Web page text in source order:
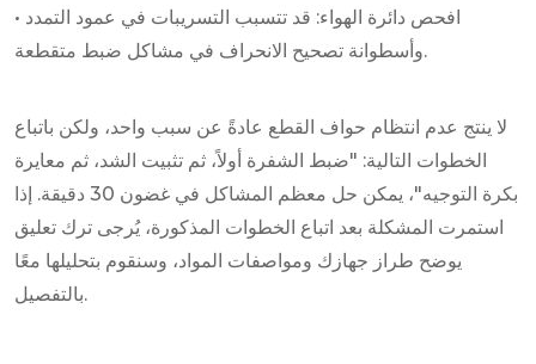
• افحص دائرة الهواء: قد تتسبب التسريبات في عمود التمدد
وأسطوانة تصحيح الانحراف في مشاكل ضبط متقطعة.
لا ينتج عدم انتظام حواف القطع عادةً عن سبب واحد، ولكن باتباع
الخطوات التالية: "ضبط الشفرة أولاً، ثم تثبيت الشد، ثم معايرة
بكرة التوجيه"، يمكن حل معظم المشاكل في غضون 30 دقيقة. إذا
استمرت المشكلة بعد اتباع الخطوات المذكورة، يُرجى ترك تعليق
يوضح طراز جهازك ومواصفات المواد، وسنقوم بتحليلها معًا
بالتفصيل.